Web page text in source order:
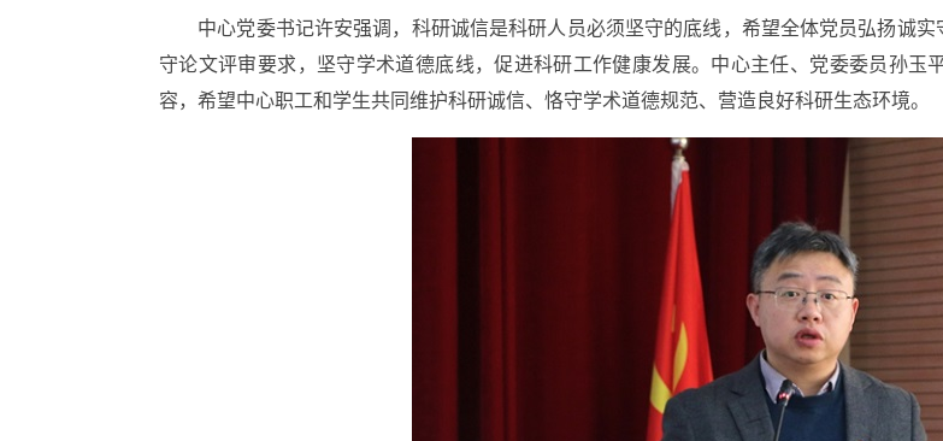
中心党委书记许安强调，科研诚信是科研人员必须坚守的底线，希望全体党员弘扬诚实
守论文评审要求，坚守学术道德底线，促进科研工作健康发展。中心主任、党委委员孙
容，希望中心职工和学生共同维护科研诚信、恪守学术道德规范、营造良好科研生态环境。